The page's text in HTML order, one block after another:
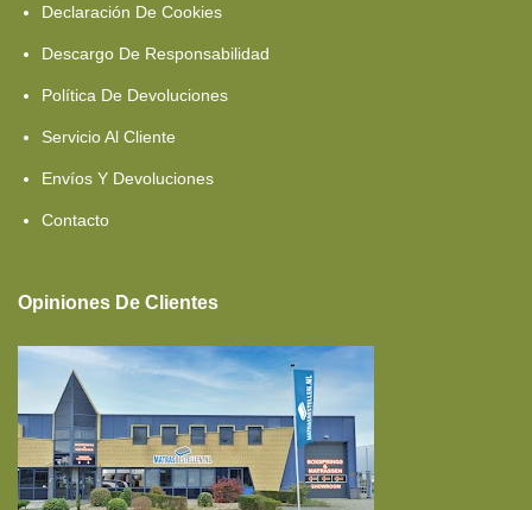
Espuma HR55
Espuma HR60
Cama Francesa
Látex
Rellenos Nórdicos
Declaración De Cookies
Descargo De Responsabilidad
Política De Devoluciones
Servicio Al Cliente
Envíos Y Devoluciones
Contacto
Opiniones De Clientes